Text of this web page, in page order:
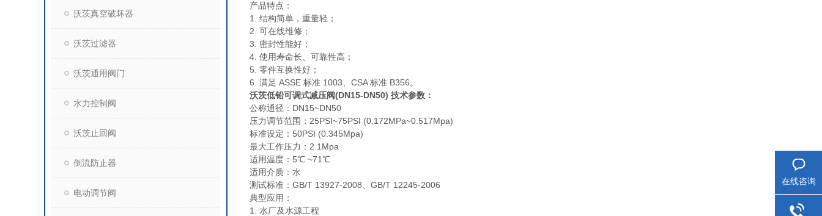
沃茨真空破坏器
沃茨过滤器
沃茨通用阀门
水力控制阀
沃茨止回阀
倒流防止器
电动调节阀
产品特点：
1. 结构简单，重量轻；
2. 可在线维修；
3. 密封性能好；
4. 使用寿命长、可靠性高；
5. 零件互换性好；
6. 满足 ASSE 标准 1003、CSA 标准 B356。
沃茨低铅可调式减压阀(DN15-DN50) 技术参数：
公称通径：DN15~DN50
压力调节范围：25PSI~75PSI (0.172MPa~0.517Mpa)
标准设定：50PSI (0.345Mpa)
最大工作压力：2.1Mpa
适用温度：5℃ ~71℃
适用介质：水
测试标准：GB/T 13927-2008、GB/T 12245-2006
典型应用：
1. 水厂及水源工程
在线咨询